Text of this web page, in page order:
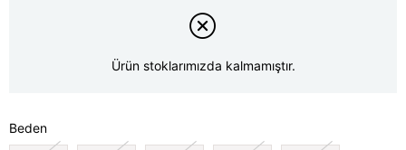
Ürün stoklarımızda kalmamıştır.
Beden